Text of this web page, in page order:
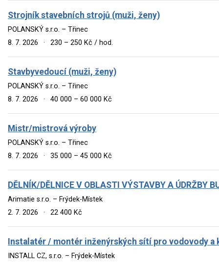
Strojník stavebních strojů (muži, ženy)
POLANSKÝ s.r.o. – Třinec
8. 7. 2026
· 230 – 250 Kč / hod.
Stavbyvedoucí (muži, ženy)
POLANSKÝ s.r.o. – Třinec
8. 7. 2026
· 40 000 – 60 000 Kč
Mistr/mistrová výroby
POLANSKÝ s.r.o. – Třinec
8. 7. 2026
· 35 000 – 45 000 Kč
DĚLNÍK/DĚLNICE V OBLASTI VÝSTAVBY A ÚDRŽBY
Arimatie s.r.o. – Frýdek-Místek
2. 7. 2026
· 22 400 Kč
Instalatér / montér inženýrských sítí pro vodovody a
INSTALL CZ, s.r.o. – Frýdek-Místek